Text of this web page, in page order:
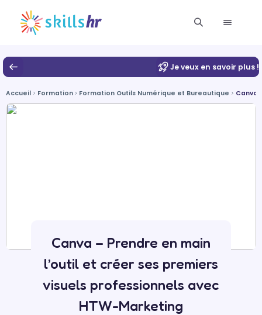
Je veux en savoir plus !
Accueil Formation Formation Outils Numérique et Bureautique Canva
Canva – Prendre en main
l’outil et créer ses premiers
visuels professionnels avec
HTW-Marketing